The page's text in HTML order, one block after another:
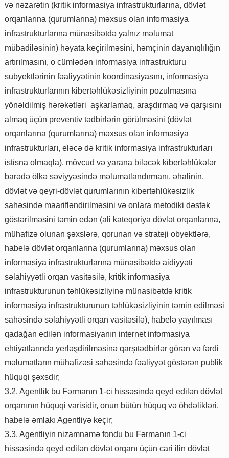
və nəzarətin (kritik informasiya infrastrukturlarına, dövlət
orqanlarına (qurumlarına) məxsus olan informasiya
infrastrukturlarına münasibətdə yalnız məlumat
mübadiləsinin) həyata keçirilməsini, həmçinin dayanıqlılığın
artırılmasını, o cümlədən informasiya infrastrukturu
subyektlərinin fəaliyyətinin koordinasiyasını, informasiya
infrastrukturlarının kibertəhlükəsizliyinin pozulmasına
yönəldilmiş hərəkətləri aşkarlamaq, araşdırmaq və qarşısını
almaq üçün preventiv tədbirlərin görülməsini (dövlət
orqanlarına (qurumlarına) məxsus olan informasiya
infrastrukturları, eləcə də kritik informasiya infrastrukturları
istisna olmaqla), mövcud və yarana biləcək kibertəhlükələr
barədə ölkə səviyyəsində məlumatlandırmanı, əhalinin,
dövlət və qeyri-dövlət qurumlarının kibertəhlükəsizlik
sahəsində maarifləndirilməsini və onlara metodiki dəstək
göstərilməsini təmin edən (ali kateqoriya dövlət orqanlarına,
mühafizə olunan şəxslərə, qorunan və strateji obyektlərə,
habelə dövlət orqanlarına (qurumlarına) məxsus olan
informasiya infrastrukturlarına münasibətdə aidiyyəti
səlahiyyətli orqan vasitəsilə, kritik informasiya
infrastrukturunun təhlükəsizliyinə münasibətdə kritik
informasiya infrastrukturunun təhlükəsizliyinin təmin edilməsi
sahəsində səlahiyyətli orqan vasitəsilə), habelə yayılması
qadağan edilən informasiyanın internet informasiya
ehtiyatlarında yerləşdirilməsinə qarşıtədbirlər görən və fərdi
məlumatların mühafizəsi sahəsində fəaliyyət göstərən publik
hüquqi şəxsdir;
3.2. Agentlik bu Fərmanın 1-ci hissəsində qeyd edilən dövlət
orqanının hüquqi varisidir, onun bütün hüquq və öhdəlikləri,
habelə əmlakı Agentliyə keçir;
3.3. Agentliyin nizamnamə fondu bu Fərmanın 1-ci
hissəsində qeyd edilən dövlət orqanı üçün cari ilin dövlət